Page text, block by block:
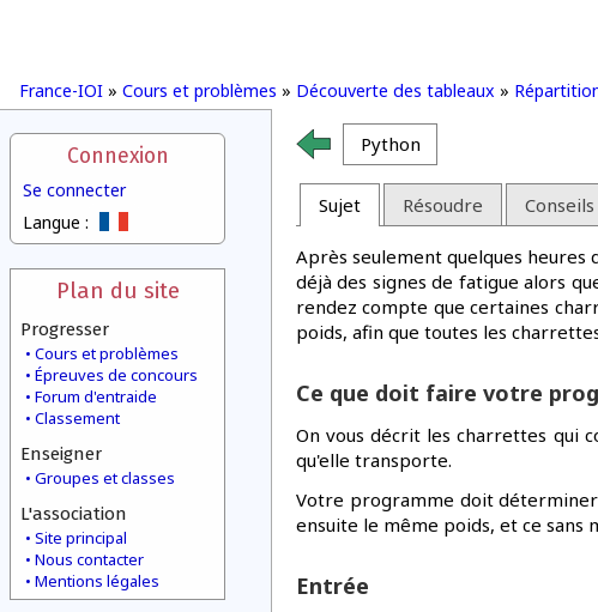
France-IOI » Cours et problèmes » Découverte des tableaux »
Connexion
Se connecter
Langue :
Plan du site
Progresser
Cours et problèmes
Épreuves de concours
Forum d'entraide
Classement
Enseigner
Groupes et classes
L'association
Site principal
Nous contacter
Mentions légales
Python
Sujet Résoudre Conseils
Après seulement quelques heures
déjà des signes de fatigue alors
rendez compte que certaines
poids, afin que toutes les
Ce que doit faire votre
On vous décrit les charrettes qui
qu'elle transporte.
Votre programme doit
ensuite le même poids, et ce
Entrée